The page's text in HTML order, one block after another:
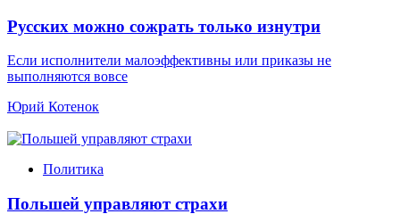
Русских можно сожрать только изнутри
Если исполнители малоэффективны или приказы не
выполняются вовсе
Юрий Котенок
Политика
Польшей управляют страхи